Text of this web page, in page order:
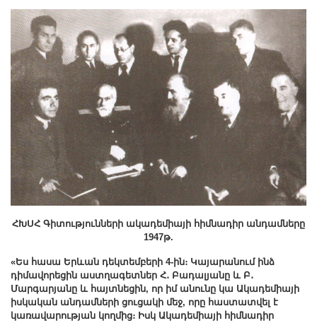
ՀԽՍՀ Գիտությունների ակադեմիայի հիմնադիր անդամները
1947թ.
«Ես հասա Երևան դեկտեմբերի 4-ին։ Կայարանում ինձ
դիմավորեցին աստղագետներ Հ․ Բադալյանը և Բ․
Մարգարյանը և հայտնեցին, որ իմ անունը կա Ակադեմիայի
իսկական անդամների ցուցակի մեջ, որը հաստատվել է
կառավարության կողմից։ Իսկ Ակադեմիայի հիմնադիր